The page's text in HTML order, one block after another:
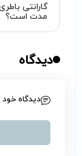
مدت است؟
دیدگاه
دیدگاه